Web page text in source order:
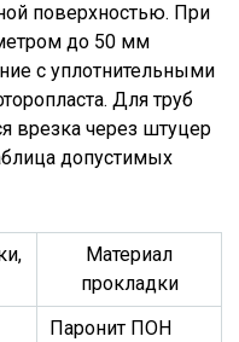
поверхностью. При
до 50 мм
с уплотнительными
Для труб
врезка через штуцер
допустимых
Материал
прокладки
Паронит ПОН